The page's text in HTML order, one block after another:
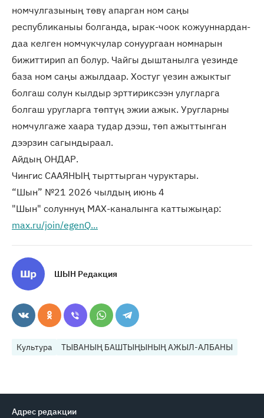
номчулгазының төвү апарган ном саңы
республиканыы болганда, ырак-чоок кожууннардан-
даа келген номчукчулар сонуургаан номнарын
бижиттирип ап болур. Чайгы дыштанылга үезинде
база ном саңы ажылдаар. Хостуг үезин ажыктыг
болгаш солун кылдыр эрттириксээн улугларга
болгаш уругларга төптүң эжии ажык. Уругларны
номчулгаже хаара тудар дээш, төп ажыттынган
дээрзин сагындыраал.
Айдың ОНДАР.
Чингис СААЯНЫҢ тырттырган чуруктары.
“Шын” №21 2026 чылдың июнь 4
"Шын" солуннуң МАХ-каналынга каттыжыңар:
max.ru/join/egenQ...
ШЫН Редакция
Культура ТЫВАНЫҢ БАШТЫҢЫНЫҢ АЖЫЛ-АЛБАНЫ
Адрес редакции